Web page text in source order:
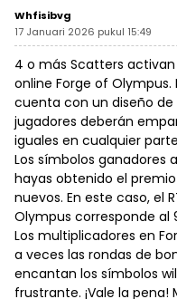
Whfisibvg
17 Januari 2026 pukul 15:49
4 o más Scatters
online Forge of
cuenta con un diseño de
jugadores deberán
iguales en cualquier
Los símbolos ganadores
hayas obtenido el
nuevos. En este caso, el
Olympus corresponde al
Los multiplicadores en
a veces las rondas de
encantan los símbolos
frustrante. ¡Vale la